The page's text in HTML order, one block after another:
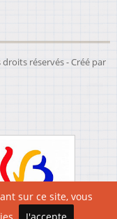
réservés - Créé par
sur ce site, vous